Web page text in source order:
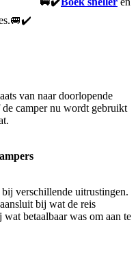
van naar doorlopende
camper nu wordt gebruikt
verschillende uitrustingen.
bij wat de reis
betaalbaar was om aan te